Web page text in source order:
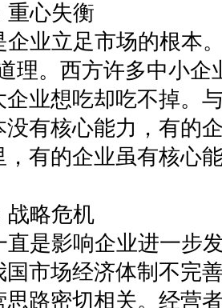
心失衡
业立足市场的根本
理。西方许多中小企
业想吃却吃不掉。
有核心能力，有的
有的企业虽有核心
略危机
是影响企业进一步
市场经济体制不完
路密切相关。经营